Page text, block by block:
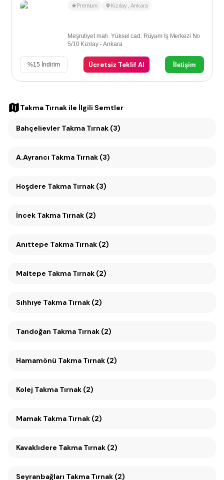
Premium Kızılay ,Ankara
Meşrutiyet mah. Yüksel cad. Rüyam İş Merkezi No
5/10 Kızılay - Ankara
%15 İndirim Ücretsiz Teklif Al İletişim
Takma Tırnak ile İlgili Semtler
Bahçelievler Takma Tırnak (3)
A.Ayrancı Takma Tırnak (3)
Hoşdere Takma Tırnak (3)
İncek Takma Tırnak (2)
Anıttepe Takma Tırnak (2)
Maltepe Takma Tırnak (2)
Sıhhıye Takma Tırnak (2)
Tandoğan Takma Tırnak (2)
Hamamönü Takma Tırnak (2)
Kolej Takma Tırnak (2)
Mamak Takma Tırnak (2)
Kavaklıdere Takma Tırnak (2)
Seyranbağları Takma Tırnak (2)